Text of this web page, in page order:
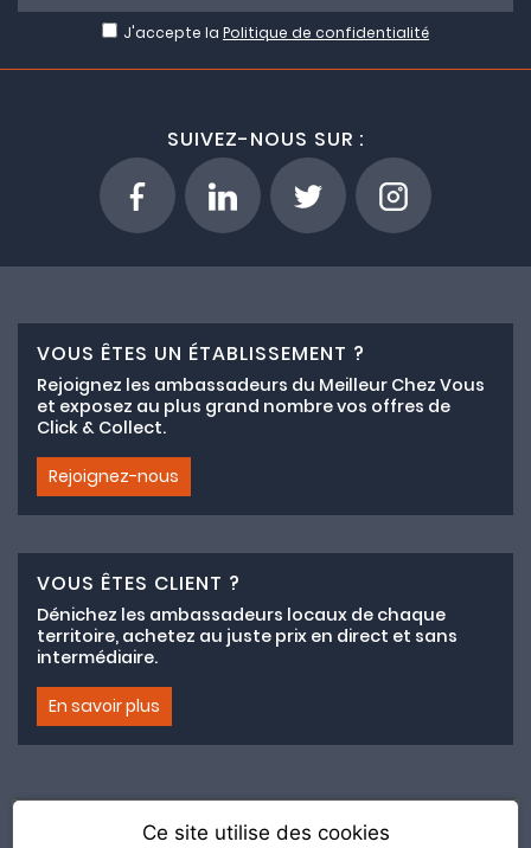
J'accepte la Politique de confidentialité
SUIVEZ-NOUS SUR :
VOUS ÊTES UN ÉTABLISSEMENT ?
Rejoignez les ambassadeurs du Meilleur Chez Vous
et exposez au plus grand nombre vos offres de
Click & Collect.
Rejoignez-nous
VOUS ÊTES CLIENT ?
Dénichez les ambassadeurs locaux de chaque
territoire, achetez au juste prix en direct et sans
intermédiaire.
En savoir plus
Ce site utilise des cookies